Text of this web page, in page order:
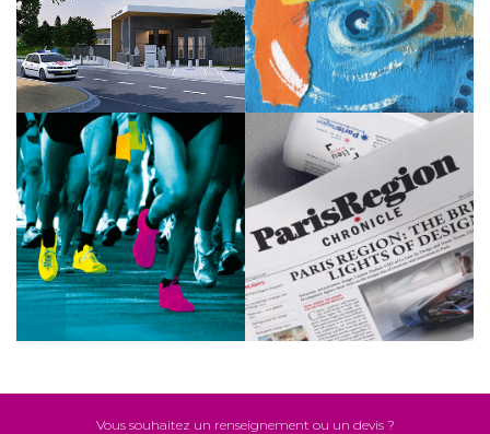
Vous souhaitez un renseignement ou un devis ?